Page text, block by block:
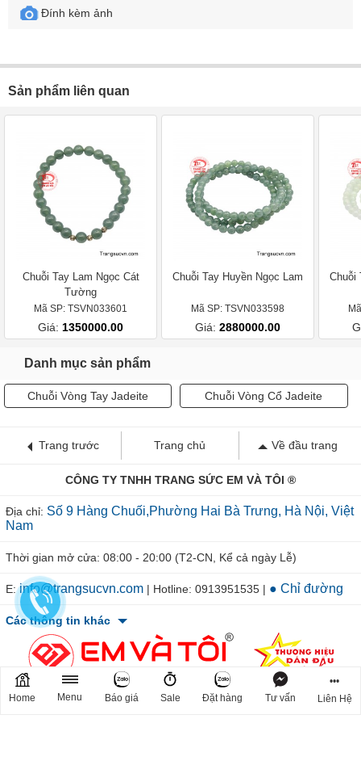
Đính kèm ảnh
Sản phẩm liên quan
Chuỗi Tay Lam Ngọc Cát
Tường
Mã SP: TSVN033601
Giá: 1350000.00
Chuỗi Tay Huyền Ngọc Lam
Mã SP: TSVN033598
Giá: 2880000.00
Chuỗi
Danh mục sản phẩm
Chuỗi Vòng Tay Jadeite Chuỗi Vòng Cổ Jadeite
Trang trước Trang chủ Về đầu trang
CÔNG TY TNHH TRANG SỨC EM VÀ TÔI ®
Địa chỉ: Số 9 Hàng Chuối,Phường Hai Bà Trưng, Hà Nội, Việt
Nam
Thời gian mở cửa: 08:00 - 20:00 (T2-CN, Kể cả ngày Lễ)
E:info@trangsucvn.com | Hotline: 0913951535 | ● Chỉ đường
Các thông tin khác
Home Menu Báo giá Sale Đặt hàng Tư vấn
•••
Liên Hệ